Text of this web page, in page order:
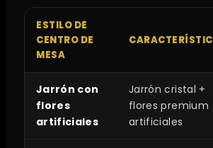
ESTILO DE
CENTRO DE
MESA
Jarrón con
flores
artificiales
Jarrón cristal +
flores premium
artificiales